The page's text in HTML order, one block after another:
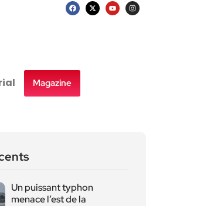
Magazine
Un puissant typhon
menace l’est de la